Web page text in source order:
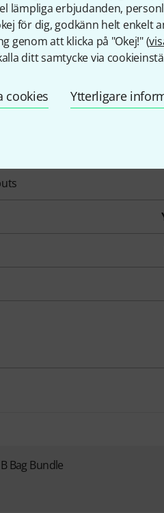
lämpliga erbjudanden,
för dig, godkänn helt enkelt
genom att klicka på "Okej!" (
ditt samtycke via
cookies Ytterligare
Voices
Bag Bundle